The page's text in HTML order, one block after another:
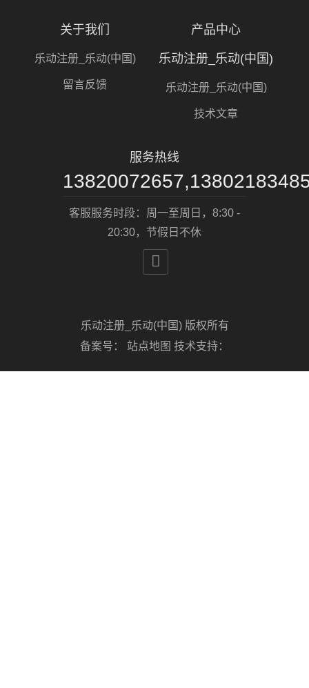
关于我们
乐动注册_乐动(中国)
留言反馈
产品中心
乐动注册_乐动(中国)
乐动注册_乐动(中国)
技术文章
服务热线
客服服务时段：周一至周日，8:30 -
20:30，节假日不休

乐动注册_乐动(中国) 版权所有
备案号： 站点地图 技术支持：